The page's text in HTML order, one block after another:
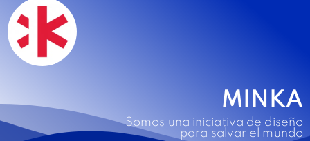
MINKA
Somos una iniciativa de diseño
para salvar el mundo